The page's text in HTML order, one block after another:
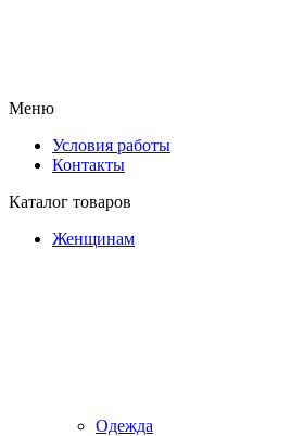
Меню
Условия работы
Контакты
Каталог товаров
Женщинам
Одежда